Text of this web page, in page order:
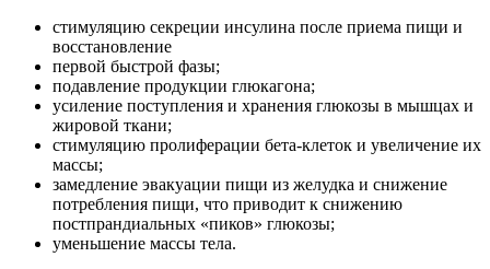
стимуляцию секреции инсулина после приема пищи и
восстановление
первой быстрой фазы;
подавление продукции глюкагона;
усиление поступления и хранения глюкозы в мышцах и
жировой ткани;
стимуляцию пролиферации бета-клеток и увеличение их
массы;
замедление эвакуации пищи из желудка и снижение
потребления пищи, что приводит к снижению
постпрандиальных «пиков» глюкозы;
уменьшение массы тела.